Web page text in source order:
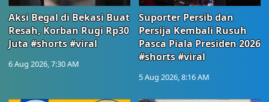
Aksi Begal di Bekasi Buat
Resah, Korban Rugi Rp30
Juta #shorts #viral
6 Aug 2026, 7:30 AM
Suporter Persib dan
Persija Kembali Rusuh
Pasca Piala Presiden 2026
#shorts #viral
5 Aug 2026, 8:16 AM